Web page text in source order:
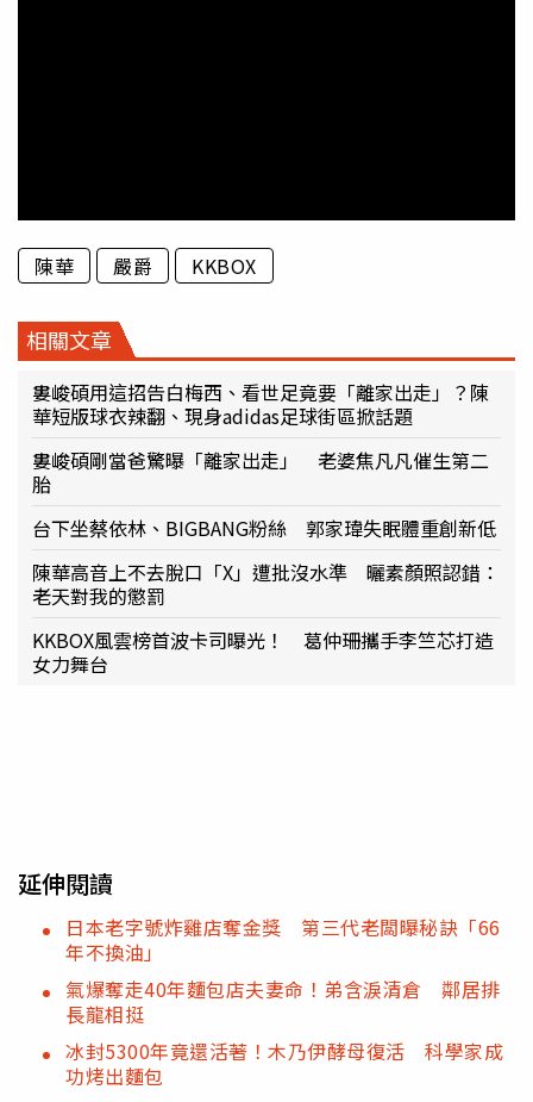
陳華 嚴爵 KKBOX
相關文章
婁峻碩用這招告白梅西、看世足竟要「離家出走」？陳
華短版球衣辣翻、現身adidas足球街區掀話題
婁峻碩剛當爸驚曝「離家出走」 老婆焦凡凡催生第二
胎
台下坐蔡依林、BIGBANG粉絲 郭家瑋失眠體重創新低
陳華高音上不去脫口「X」遭批沒水準 曬素顏照認錯：
老天對我的懲罰
KKBOX風雲榜首波卡司曝光！ 葛仲珊攜手李竺芯打造
女力舞台
延伸閱讀
日本老字號炸雞店奪金獎 第三代老闆曝秘訣「66
年不換油」
氣爆奪走40年麵包店夫妻命！弟含淚清倉 鄰居排
長龍相挺
冰封5300年竟還活著！木乃伊酵母復活 科學家成
功烤出麵包